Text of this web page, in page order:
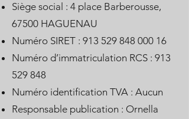
Siège social : 4 place Barberousse,
67500 HAGUENAU
Numéro SIRET : 913 529 848 000 16
Numéro d’immatriculation RCS : 913
529 848
Numéro identification TVA : Aucun
Responsable publication : Ornella